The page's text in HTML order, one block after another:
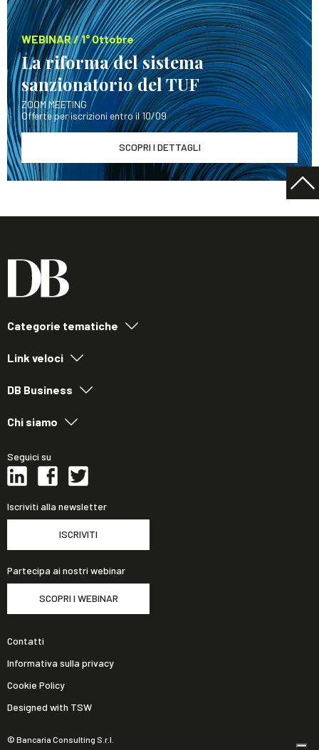
WEBINAR / 1° Ottobre
La riforma del sistema
sanzionatorio del TUF
ZOOM MEETING
Offerte per iscrizioni entro il 10/09
SCOPRI I DETTAGLI
Categorie tematiche
Link veloci
DB Business
Chi siamo
Seguici su
Iscriviti alla newsletter
ISCRIVITI
Partecipa ai nostri webinar
SCOPRI I WEBINAR
© Bancaria Consulting S.r.l.
Contatti
Informativa sulla privacy
Cookie Policy
Designed with TSW